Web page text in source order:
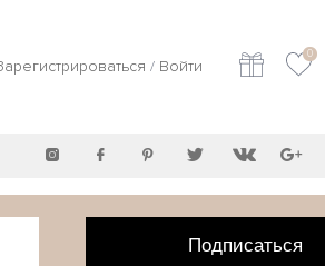
/ Войти
0
Подписаться